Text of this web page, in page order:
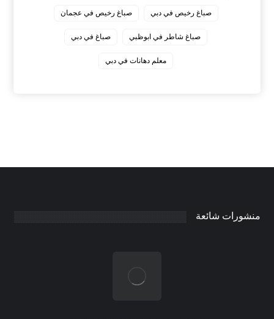
صباغ رخيص في دبي صباغ رخيص في عجمان
صباغ شاطر في ابوظبي صباغ في دبي
معلم دهانات في دبي
منشورات شائعة